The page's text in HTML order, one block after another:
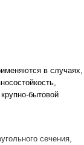
в случаях,
бытовой
сечения,